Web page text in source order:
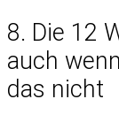
8. Die 12
auch
das nicht